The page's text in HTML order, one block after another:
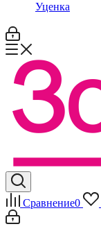
Уценка
Сравнение0